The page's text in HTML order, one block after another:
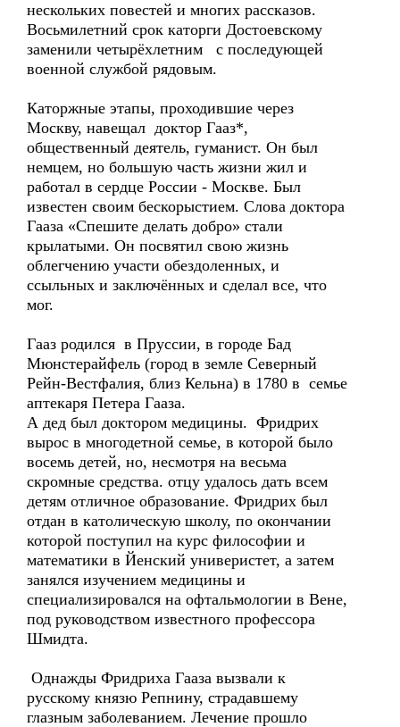
нескольких повестей и многих рассказов.
Восьмилетний срок каторги Достоевскому
заменили четырёхлетним с последующей
военной службой рядовым.
Каторжные этапы, проходившие через
Москву, навещал доктор Гааз*,
общественный деятель, гуманист. Он был
немцем, но большую часть жизни жил и
работал в сердце России - Москве. Был
известен своим бескорыстием. Слова доктора
Гааза «Спешите делать добро» стали
крылатыми. Он посвятил свою жизнь
облегчению участи oбездоленных, и
ссыльных и заключённых и сделал все, что
мог.
Гааз родился в Пруссии, в городе Бад
Мюнстерайфель (город в земле Северный
Рейн-Вестфалия, близ Кельна) в 1780 в семье
аптекаря Петера Гааза.
А дед был доктором медицины. Фридрих
вырос в многодетной семье, в которой было
восемь детей, но, несмотря на весьма
скромные средства. отцу удалось дать всем
детям отличное образование. Фридрих был
отдан в католическую школу, по окончании
которой поступил на курс философии и
математики в Йенский универистет, а затем
занялся изучением медицины и
специализировался на офтальмологии в Вене,
под руководством известного профессора
Шмидта.
Однажды Фридриха Гааза вызвали к
русскому князю Репнину, страдавшему
глазным заболеванием. Лечение прошло